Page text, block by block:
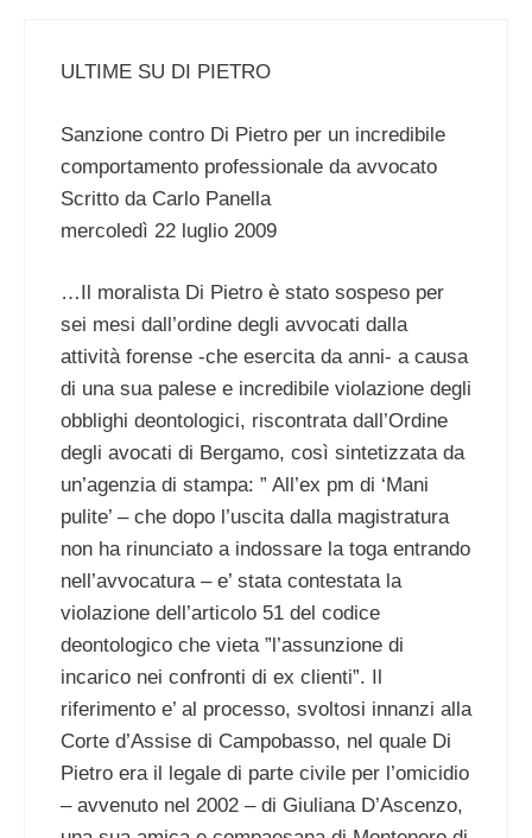
ULTIME SU DI PIETRO
Sanzione contro Di Pietro per un incredibile
comportamento professionale da avvocato
Scritto da Carlo Panella
mercoledì 22 luglio 2009
…Il moralista Di Pietro è stato sospeso per
sei mesi dall’ordine degli avvocati dalla
attività forense -che esercita da anni- a causa
di una sua palese e incredibile violazione degli
obblighi deontologici, riscontrata dall’Ordine
degli avocati di Bergamo, così sintetizzata da
un’agenzia di stampa: ” All’ex pm di ‘Mani
pulite’ – che dopo l’uscita dalla magistratura
non ha rinunciato a indossare la toga entrando
nell’avvocatura – e’ stata contestata la
violazione dell’articolo 51 del codice
deontologico che vieta ”l’assunzione di
incarico nei confronti di ex clienti”. Il
riferimento e’ al processo, svoltosi innanzi alla
Corte d’Assise di Campobasso, nel quale Di
Pietro era il legale di parte civile per l’omicidio
– avvenuto nel 2002 – di Giuliana D’Ascenzo,